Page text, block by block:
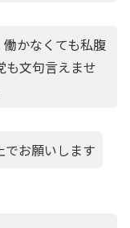
かなくても私腹
も文句言えませ
でお願いします